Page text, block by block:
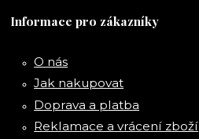
Informace pro zákazníky
O nás
Jak nakupovat
Doprava a platba
Reklamace a vrácení zboží